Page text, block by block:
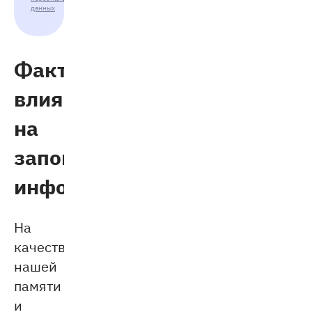
данных
Факторы,
влияющие
на
запоминание
информации
На
качество
нашей
памяти
и